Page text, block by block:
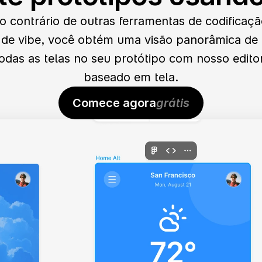
contrário de outras ferramentas de
de vibe, você obtém uma visão panorâmica de
as telas no seu protótipo com nosso
baseado em tela.
Comece agoragrátis